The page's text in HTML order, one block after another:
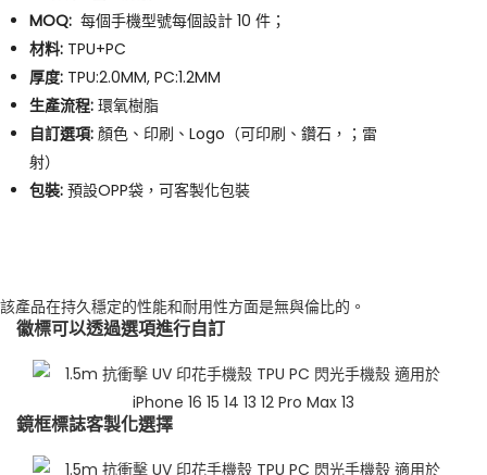
MOQ: 每個手機型號每個設計 10 件；
材料: TPU+PC
厚度: TPU:2.0MM, PC:1.2MM
生產流程: 環氧樹脂
自訂選項: 顏色、印刷、Logo（可印刷、鑽石，；雷
射）
包裝: 預設OPP袋，可客製化包裝
該產品在持久穩定的性能和耐用性方面是無與倫比的。
徽標可以透過選項進行自訂
鏡框標誌客製化選擇